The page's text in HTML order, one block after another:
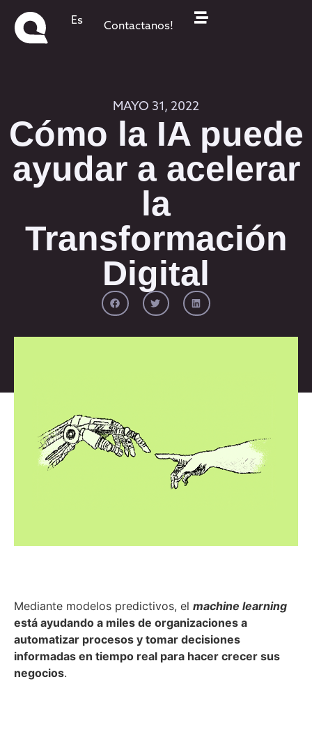
Es Contactanos!
MAYO 31, 2022
Cómo la IA puede
ayudar a acelerar
la
Transformación
Digital
Mediante modelos predictivos, el machine learning
está ayudando a miles de organizaciones a
automatizar procesos y tomar decisiones
informadas en tiempo real para hacer crecer sus
negocios.